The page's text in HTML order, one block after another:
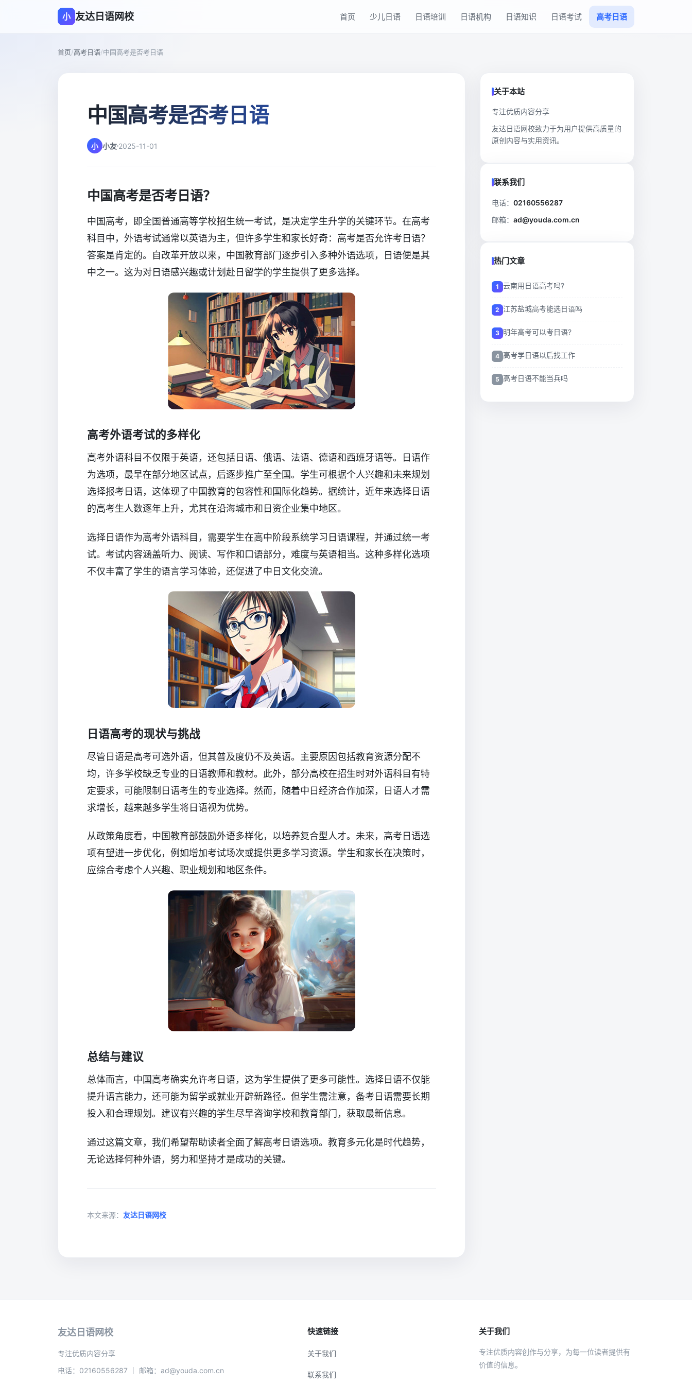
小 友达日语网校 首页 少儿日语 日语培训 日语机构 日语知识 日语考试 高考日语
首页/高考日语/中国高考是否考日语
中国高考是否考日语
小 小友 2025-11-01
中国高考是否考日语？
中国高考，即全国普通高等学校招生统一考试，是决定学生升学的关键环节。在高考
科目中，外语考试通常以英语为主，但许多学生和家长好奇：高考是否允许考日语？
答案是肯定的。自改革开放以来，中国教育部门逐步引入多种外语选项，日语便是其
中之一。这为对日语感兴趣或计划赴日留学的学生提供了更多选择。
高考外语考试的多样化
高考外语科目不仅限于英语，还包括日语、俄语、法语、德语和西班牙语等。日语作
为选项，最早在部分地区试点，后逐步推广至全国。学生可根据个人兴趣和未来规划
选择报考日语，这体现了中国教育的包容性和国际化趋势。据统计，近年来选择日语
的高考生人数逐年上升，尤其在沿海城市和日资企业集中地区。
选择日语作为高考外语科目，需要学生在高中阶段系统学习日语课程，并通过统一考
试。考试内容涵盖听力、阅读、写作和口语部分，难度与英语相当。这种多样化选项
不仅丰富了学生的语言学习体验，还促进了中日文化交流。
日语高考的现状与挑战
尽管日语是高考可选外语，但其普及度仍不及英语。主要原因包括教育资源分配不
均，许多学校缺乏专业的日语教师和教材。此外，部分高校在招生时对外语科目有特
定要求，可能限制日语考生的专业选择。然而，随着中日经济合作加深，日语人才需
求增长，越来越多学生将日语视为优势。
从政策角度看，中国教育部鼓励外语多样化，以培养复合型人才。未来，高考日语选
项有望进一步优化，例如增加考试场次或提供更多学习资源。学生和家长在决策时，
应综合考虑个人兴趣、职业规划和地区条件。
总结与建议
总体而言，中国高考确实允许考日语，这为学生提供了更多可能性。选择日语不仅能
提升语言能力，还可能为留学或就业开辟新路径。但学生需注意，备考日语需要长期
投入和合理规划。建议有兴趣的学生尽早咨询学校和教育部门，获取最新信息。
通过这篇文章，我们希望帮助读者全面了解高考日语选项。教育多元化是时代趋势，
无论选择何种外语，努力和坚持才是成功的关键。
本文来源： 友达日语网校
关于本站
专注优质内容分享
友达日语网校致力于为用户提供高质量的
原创内容与实用资讯。
联系我们
电话： 02160556287
邮箱： ad@youda.com.cn
热门文章
云南用日语高考吗?
江苏盐城高考能选日语吗
明年高考可以考日语?
高考学日语以后找工作
高考日语不能当兵吗
友达日语网校
专注优质内容分享
电话：02160556287 ｜ 邮箱：ad@youda.com.cn
快速链接
关于我们
联系我们
关于我们
专注优质内容创作与分享，为每一位读者提供有
价值的信息。